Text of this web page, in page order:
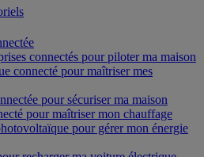
connectés pour piloter ma maison
connecté pour maîtriser mes
pour sécuriser ma maison
pour maîtriser mon chauffage
pour gérer mon énergie